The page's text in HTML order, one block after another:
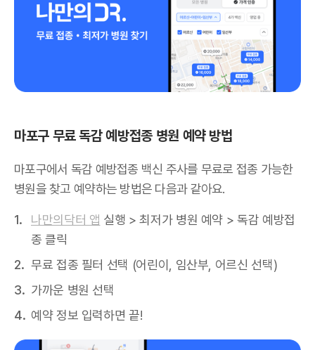
마포구 무료 독감 예방접종 병원 예약 방법
마포구에서 독감 예방접종 백신 주사를 무료로 접종 가능한
병원을 찾고 예약하는 방법은 다음과 같아요.
나만의닥터 앱 실행 > 최저가 병원 예약 > 독감 예방접
종 클릭
무료 접종 필터 선택 (어린이, 임산부, 어르신 선택)
가까운 병원 선택
예약 정보 입력하면 끝!